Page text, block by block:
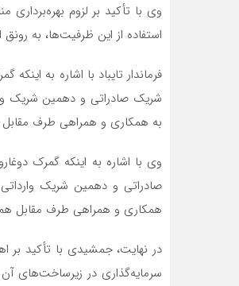
وی با تأکید بر لزوم
استفاده از این ظرفیت‌ها، به
فرماندار تایباد با اشاره به
شریک صادراتی و دهمین شریک
به همکاری و همراهی طرف مقابل
وی با اشاره به اینکه گمرک
صادراتی و دهمین شریک
همکاری و همراهی طرف مقابل هم
در نهایت، جمشیدی با تأکید بر
سرمایه‌گذاری در زیرساخت‌های